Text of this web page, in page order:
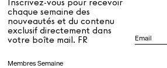
Dr Stolberg's Daily Habits to Support Your Inner Health
Inscrivez-vous pour recevoir
chaque semaine des
nouveautés et du contenu
exclusif directement dans
votre boîte mail. FR
Membres Semaine